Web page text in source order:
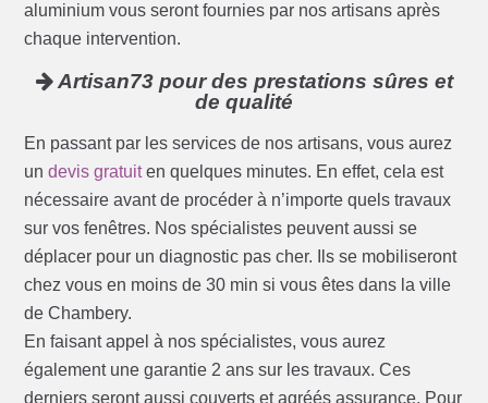
aluminium vous seront fournies par nos artisans après
chaque intervention.
Artisan73 pour des prestations sûres et
de qualité
En passant par les services de nos artisans, vous aurez
undevis gratuiten quelques minutes. En effet, cela est
nécessaire avant de procéder à n’importe quels travaux
sur vos fenêtres. Nos spécialistes peuvent aussi se
déplacer pour un diagnostic pas cher. Ils se mobiliseront
chez vous en moins de 30 min si vous êtes dans la ville
de Chambery.
En faisant appel à nos spécialistes, vous aurez
également une garantie 2 ans sur les travaux. Ces
derniers seront aussi couverts et agréés assurance. Pour